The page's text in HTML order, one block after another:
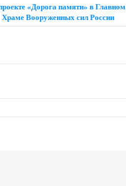
«Дорога памяти» в Главном
Храме Вооруженных сил России